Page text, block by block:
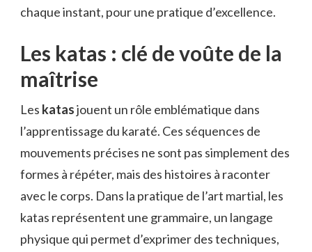
chaque instant, pour une pratique d’excellence.
Les katas : clé de voûte de la
maîtrise
Les katasjouent un rôle emblématique dans
l’apprentissage du karaté. Ces séquences de
mouvements précises ne sont pas simplement des
formes à répéter, mais des histoires à raconter
avec le corps. Dans la pratique de l’art martial, les
katas représentent une grammaire, un langage
physique qui permet d’exprimer des techniques,